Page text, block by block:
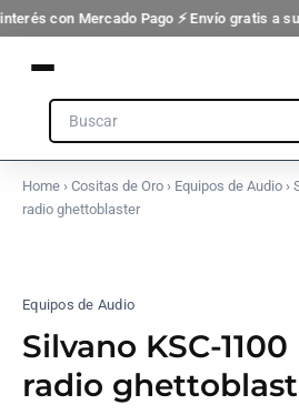
con Mercado Pago ⚡ Envío gratis a
Ir
al
contenido
Search
Home › Cositas de Oro › Equipos de Audio ›
radio ghettoblaster
Equipos de Audio
Silvano KSC-
radio
boombox
radio
ghettoblaster
cantidad
ghettoblaster